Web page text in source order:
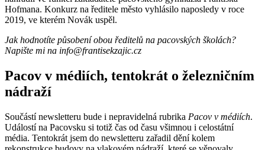
Hofmana. Konkurz na ředitele město vyhlásilo naposledy v roce
2019, ve kterém Novák uspěl.
Jak hodnotíte působení obou ředitelů na pacovských školách?
Napište mi na info@frantisekzajic.cz
Pacov v médiích, tentokrát o železničním
nádraží
Součástí newsletteru bude i nepravidelná rubrika Pacov v médiích.
Událostí na Pacovsku si totiž čas od času všimnou i celostátní
média. Tentokrát jsem do newsletteru zařadil dění kolem